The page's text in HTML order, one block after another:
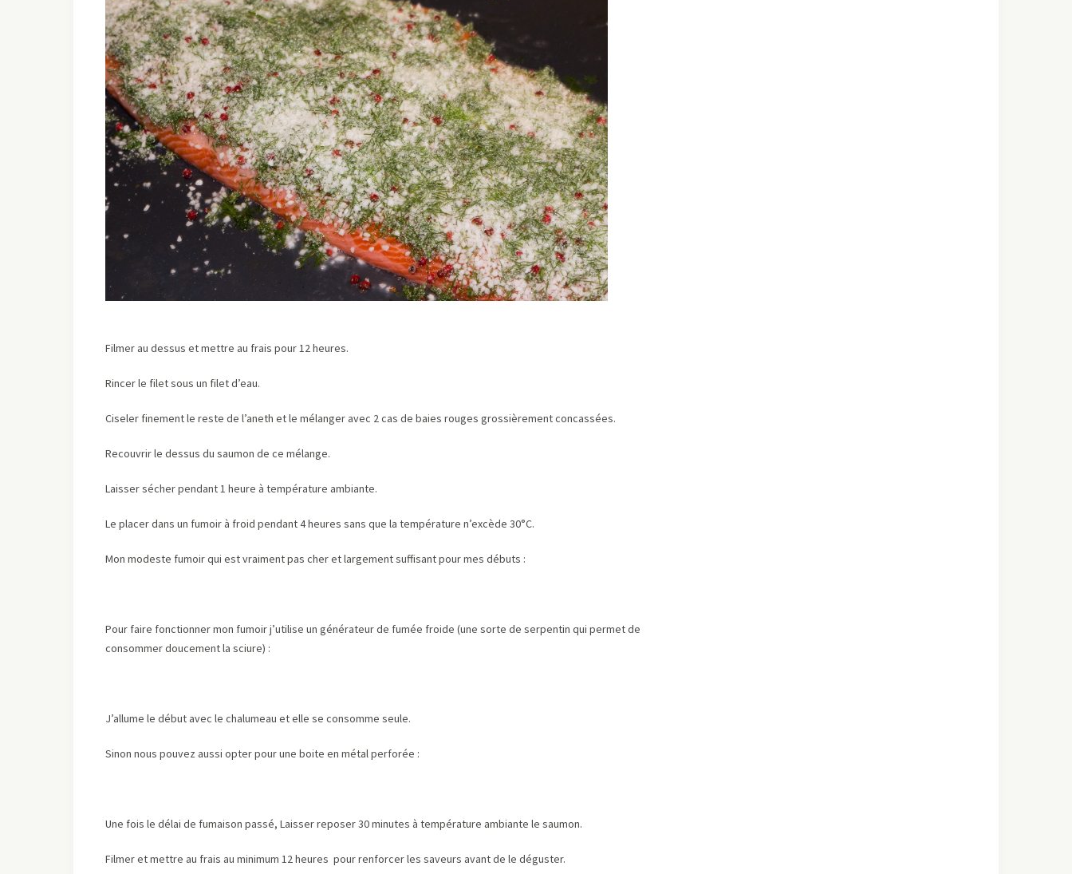
Filmer au dessus et mettre au frais pour 12 heures.
Rincer le filet sous un filet d’eau.
Ciseler finement le reste de l’aneth et le mélanger avec 2 cas de baies rouges grossièrement concassées.
Recouvrir le dessus du saumon de ce mélange.
Laisser sécher pendant 1 heure à température ambiante.
Le placer dans un fumoir à froid pendant 4 heures sans que la température n’excède 30°C.
Mon modeste fumoir qui est vraiment pas cher et largement suffisant pour mes débuts :
Pour faire fonctionner mon fumoir j’utilise un générateur de fumée froide (une sorte de serpentin qui permet de
consommer doucement la sciure) :
J’allume le début avec le chalumeau et elle se consomme seule.
Sinon nous pouvez aussi opter pour une boite en métal perforée :
Une fois le délai de fumaison passé, Laisser reposer 30 minutes à température ambiante le saumon.
Filmer et mettre au frais au minimum 12 heures pour renforcer les saveurs avant de le déguster.